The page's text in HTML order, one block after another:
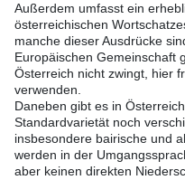
Außerdem umfasst ein
österreichischen
manche dieser Ausdrücke
Europäischen Gemeinschaft
Österreich nicht zwingt, hier
verwenden.
Daneben gibt es in
Standardvarietät noch
insbesondere bairische und
werden in der
aber keinen direkten